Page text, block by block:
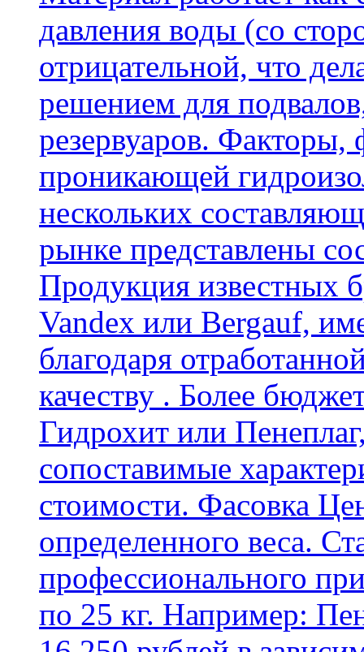
давления воды (со
отрицательной, что
решением для
резервуаров.
проникающей
нескольких
рынке представлены
Продукция известных
Vandex или Bergauf,
благодаря
качеству . Более
Гидрохит или
сопоставимые
стоимости. Фасовка
определенного веса.
профессионального
по 25 кг. Например: